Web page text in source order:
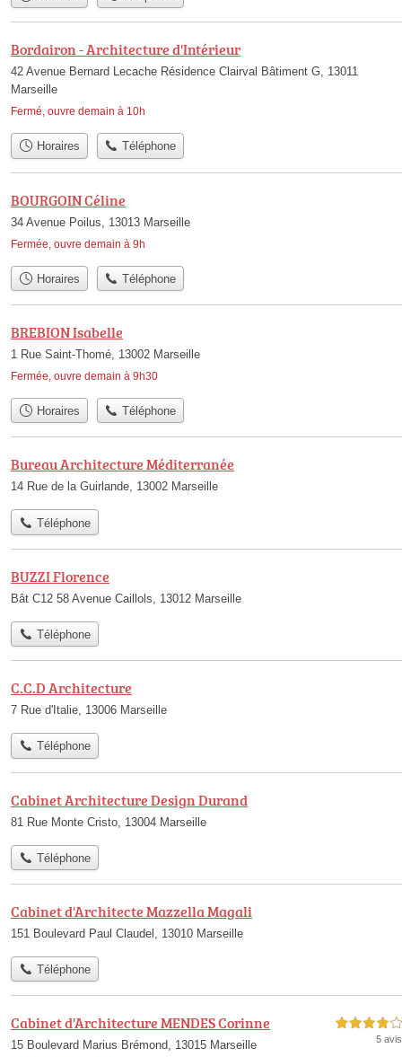
Bordairon - Architecture d'Intérieur
42 Avenue Bernard Lecache Résidence Clairval Bâtiment G, 13011
Marseille
Fermé, ouvre demain à 10h
Horaires Téléphone
BOURGOIN Céline
34 Avenue Poilus, 13013 Marseille
Fermée, ouvre demain à 9h
Horaires Téléphone
BREBION Isabelle
1 Rue Saint-Thomé, 13002 Marseille
Fermée, ouvre demain à 9h30
Horaires Téléphone
Bureau Architecture Méditerranée
14 Rue de la Guirlande, 13002 Marseille
Téléphone
BUZZI Florence
Bât C12 58 Avenue Caillols, 13012 Marseille
Téléphone
C.C.D Architecture
7 Rue d'Italie, 13006 Marseille
Téléphone
Cabinet Architecture Design Durand
81 Rue Monte Cristo, 13004 Marseille
Téléphone
Cabinet d'Architecte Mazzella Magali
151 Boulevard Paul Claudel, 13010 Marseille
Téléphone
Cabinet d'Architecture MENDES Corinne
15 Boulevard Marius Brémond, 13015 Marseille
4,0 étoiles sur 5
5 avis